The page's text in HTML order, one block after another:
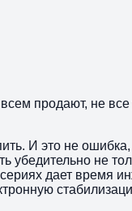
продают, не
И это не
не
дает время